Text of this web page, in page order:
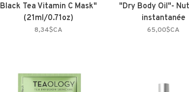
Black Tea Vitamin C Mask"
(21ml/0.71oz)
8,34$CA
"Dry Body Oil"-
instantanée
65,00$CA